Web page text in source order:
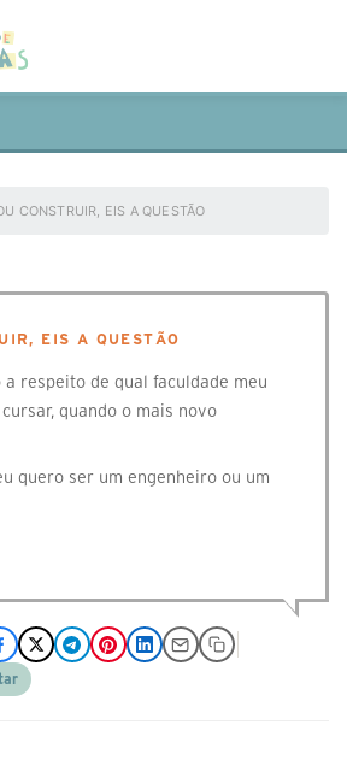
CONSTRUIR, EIS A QUESTÃO
EIS A QUESTÃO
a respeito de qual faculdade meu
quando o mais novo
quero ser um engenheiro ou um